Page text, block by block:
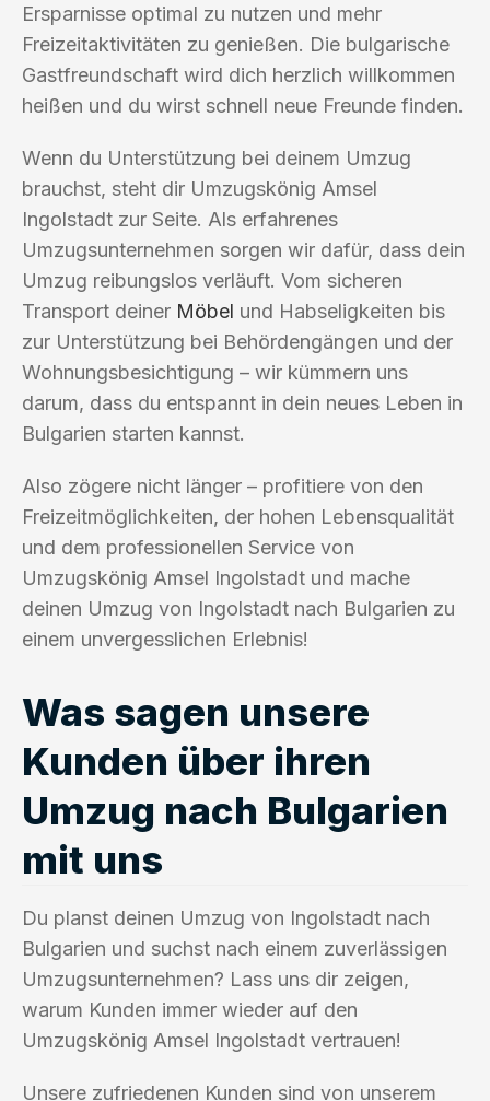
Ersparnisse optimal zu nutzen und mehr
Freizeitaktivitäten zu genießen. Die bulgarische
Gastfreundschaft wird dich herzlich willkommen
heißen und du wirst schnell neue Freunde finden.
Wenn du Unterstützung bei deinem Umzug
brauchst, steht dir Umzugskönig Amsel
Ingolstadt zur Seite. Als erfahrenes
Umzugsunternehmen sorgen wir dafür, dass dein
Umzug reibungslos verläuft. Vom sicheren
Transport deiner Möbel und Habseligkeiten bis
zur Unterstützung bei Behördengängen und der
Wohnungsbesichtigung – wir kümmern uns
darum, dass du entspannt in dein neues Leben in
Bulgarien starten kannst.
Also zögere nicht länger – profitiere von den
Freizeitmöglichkeiten, der hohen Lebensqualität
und dem professionellen Service von
Umzugskönig Amsel Ingolstadt und mache
deinen Umzug von Ingolstadt nach Bulgarien zu
einem unvergesslichen Erlebnis!
Was sagen unsere
Kunden über ihren
Umzug nach Bulgarien
mit uns
Du planst deinen Umzug von Ingolstadt nach
Bulgarien und suchst nach einem zuverlässigen
Umzugsunternehmen? Lass uns dir zeigen,
warum Kunden immer wieder auf den
Umzugskönig Amsel Ingolstadt vertrauen!
Unsere zufriedenen Kunden sind von unserem